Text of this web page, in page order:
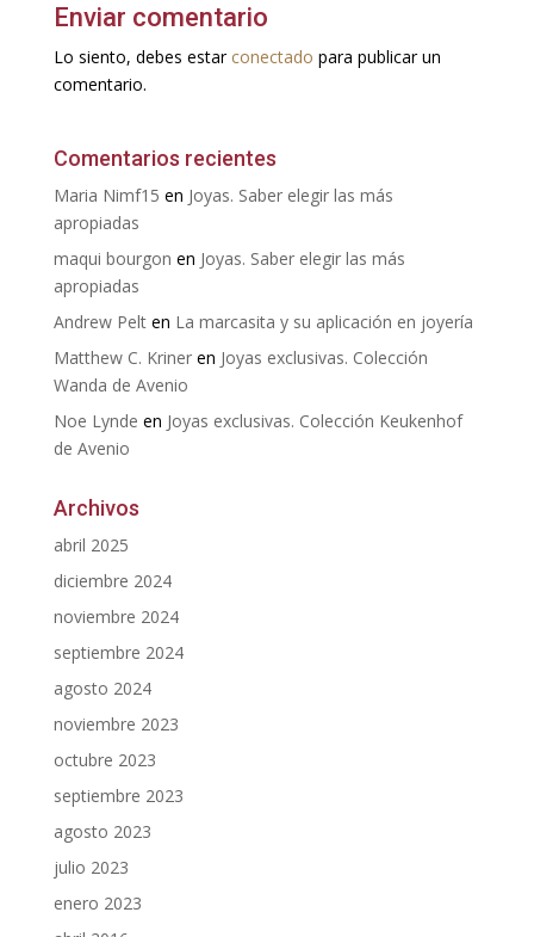
Enviar comentario
Lo siento, debes estar conectado para publicar un
comentario.
Comentarios recientes
Maria Nimf15 en Joyas. Saber elegir las más
apropiadas
maqui bourgon en Joyas. Saber elegir las más
apropiadas
Andrew Pelten La marcasita y su aplicación en joyería
Matthew C. Krineren Joyas exclusivas. Colección
Wanda de Avenio
Noe Lynde en Joyas exclusivas. Colección Keukenhof
de Avenio
Archivos
abril 2025
diciembre 2024
noviembre 2024
septiembre 2024
agosto 2024
noviembre 2023
octubre 2023
septiembre 2023
agosto 2023
julio 2023
enero 2023